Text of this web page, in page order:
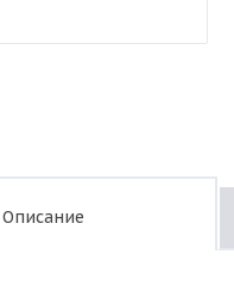
Описание